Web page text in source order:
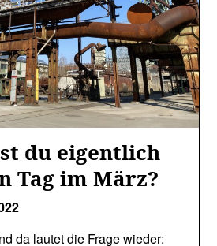
du eigentlich
Tag im März?
da lautet die Frage wieder: